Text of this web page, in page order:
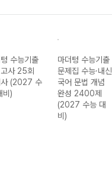
수능기출
사 25회
사 (2027 수
비)
마더텅 수능기출
문제집 수능·내신
국어 문법 개념
완성 2400제
(2027 수능 대
비)